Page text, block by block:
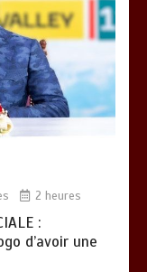
2 heures
:
d’avoir une